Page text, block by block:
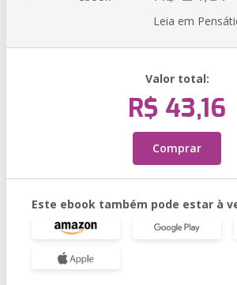
Leia em
Valor total:
R$ 43,16
Comprar
Este ebook também pode estar à